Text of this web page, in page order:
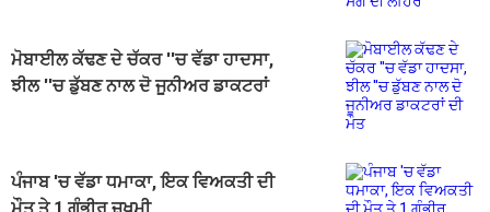
ਮੋਬਾਈਲ ਕੱਢਣ ਦੇ ਚੱਕਰ ''ਚ ਵੱਡਾ ਹਾਦਸਾ,
ਝੀਲ ''ਚ ਡੁੱਬਣ ਨਾਲ ਦੋ ਜੂਨੀਅਰ ਡਾਕਟਰਾਂ
ਪੰਜਾਬ 'ਚ ਵੱਡਾ ਧਮਾਕਾ, ਇਕ ਵਿਅਕਤੀ ਦੀ